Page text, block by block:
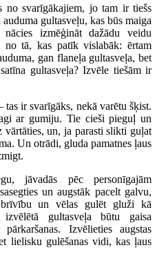
no svarīgākajiem, jo tam ir tiešs
gultasveļu, kas būs maiga
izmēģināt dažādu veidu
no tā, kas patīk vislabāk: ērtam
gan flaneļa gultasveļa, bet
gultasveļa? Izvēle tiešām ir
tas ir svarīgāks, nekā varētu šķist.
ar gumiju. Tie cieši pieguļ un
vārtāties, un, ja parasti slikti guļat
Un otrādi, gluda pamatnes ļaus
jāvadās pēc personīgajām
un augstāk pacelt galvu,
un vēlas gulēt gluži kā
gultasveļa būtu gaisa
Izvēlieties augstas
lielisku gulēšanas vidi, kas ļaus